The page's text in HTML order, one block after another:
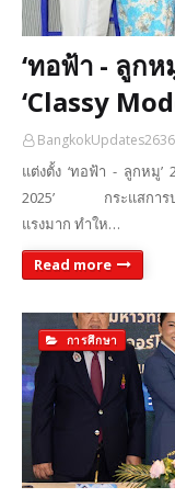
‘ทอฟ้า - ลูกห
‘Classy
BangkokUpdates2636
แต่งตั้ง ‘ทอฟ้า - ลูกหมู’
2025’ กระแสการปร
แรงมาก ทำให…
Read more
การศึกษา